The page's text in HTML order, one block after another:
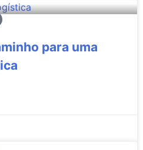
para uma